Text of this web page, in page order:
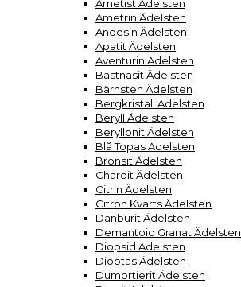
Ametist Ädelsten
Ametrin Ädelsten
Andesin Ädelsten
Apatit Ädelsten
Aventurin Ädelsten
Bastnäsit Ädelsten
Bärnsten Ädelsten
Bergkristall Ädelsten
Beryll Ädelsten
Beryllonit Ädelsten
Blå Topas Ädelsten
Bronsit Ädelsten
Charoit Ädelsten
Citrin Ädelsten
Citron Kvarts Ädelsten
Danburit Ädelsten
Demantoid Granat Ädelsten
Diopsid Ädelsten
Dioptas Ädelsten
Dumortierit Ädelsten